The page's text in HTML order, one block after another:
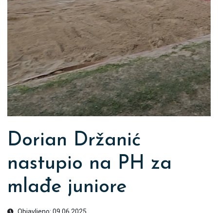
Dorian Držanić
nastupio na PH za
mlađe juniore
Objavljeno: 09.06.2025.